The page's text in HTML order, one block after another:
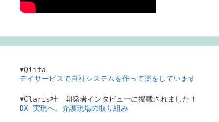
▼Qiita
デイサービスで自社システムを作って楽をしています
▼Claris社 開発者インタビューに掲載されました！
DX 実現へ。介護現場の取り組み